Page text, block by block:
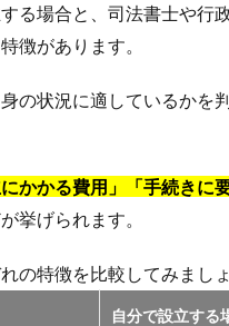
る場合と、司法書士や行
徴があります。
の状況に適しているかを
にかかる費用」「手続き
挙げられます。
の特徴を比較してみましょ
自分で設立する